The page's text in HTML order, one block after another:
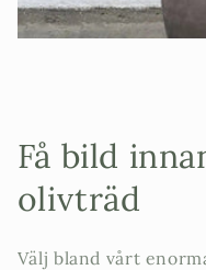
Få bild
olivträd
Välj bland vårt